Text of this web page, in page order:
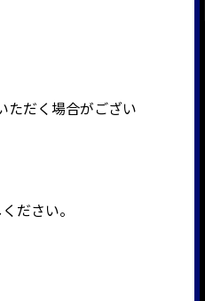
ただく場合がござい
ださい。